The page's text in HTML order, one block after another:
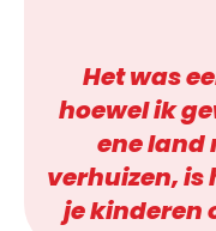
Het was
hoewel ik
ene land
verhuizen, is
je kinderen